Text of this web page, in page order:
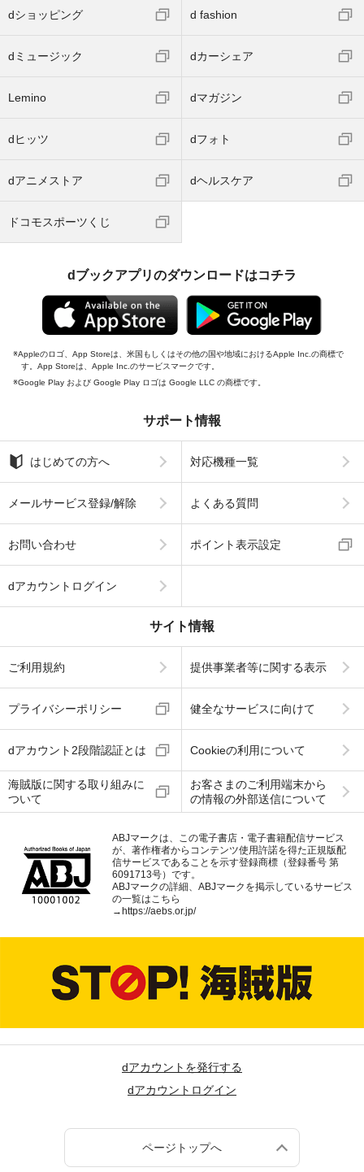
dショッピング d fashion
dミュージック dカーシェア
Lemino dマガジン
dヒッツ dフォト
dアニメストア dヘルスケア
ドコモスポーツくじ
dブックアプリのダウンロードはコチラ
Appleのロゴ、App Storeは、米国もしくはその他の国や地域におけるApple Inc.の商標で
す。App Storeは、Apple Inc.のサービスマークです。
Google Play および Google Play ロゴは Google LLC の商標です。
サポート情報
はじめての方へ 対応機種一覧
メールサービス登録/解除 よくある質問
お問い合わせ ポイント表示設定
dアカウントログイン
サイト情報
ご利用規約 提供事業者等に関する表示
プライバシーポリシー 健全なサービスに向けて
dアカウント2段階認証とは Cookieの利用について
海賊版に関する取り組みに
ついて
お客さまのご利用端末から
の情報の外部送信について
ABJマークは、この電子書店・電子書籍配信サービス
が、著作権者からコンテンツ使用許諾を得た正規版配
信サービスであることを示す登録商標（登録番号 第
6091713号）です。
ABJマークの詳細、ABJマークを掲示しているサービス
の一覧はこちら
→ https://aebs.or.jp/
dアカウントを発行する
dアカウントログイン
ページトップへ